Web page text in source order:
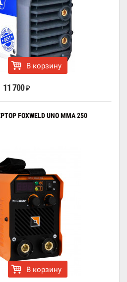
В корзину
11 700 ₽
FOXWELD UNO MMA 250
В корзину